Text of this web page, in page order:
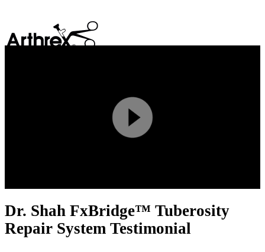
Play
Video
Dr. Shah FxBridge™ Tuberosity
Repair System Testimonial